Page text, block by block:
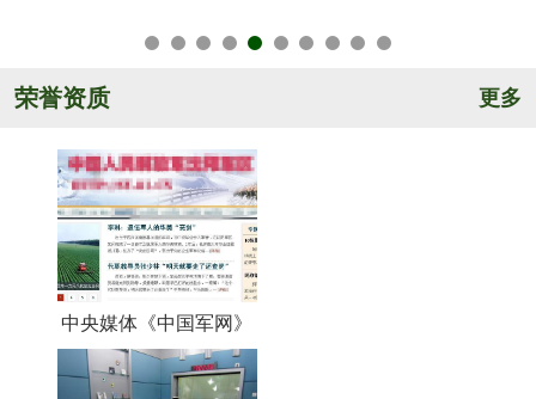
荣誉资质 更多
中央媒体《中国军网》